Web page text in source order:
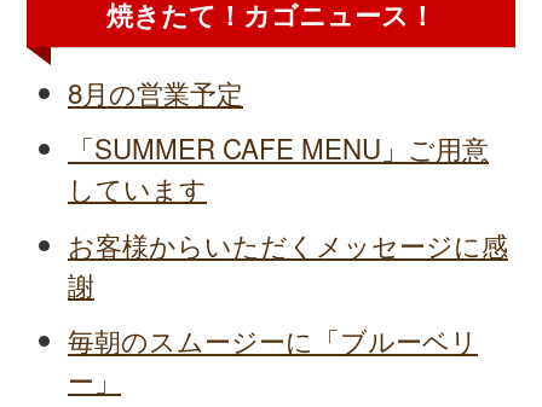
焼きたて！カゴニュース！
8月の営業予定
「SUMMER CAFE MENU」ご用意
しています
お客様からいただくメッセージに感
謝
毎朝のスムージーに「ブルーベリ
ー」